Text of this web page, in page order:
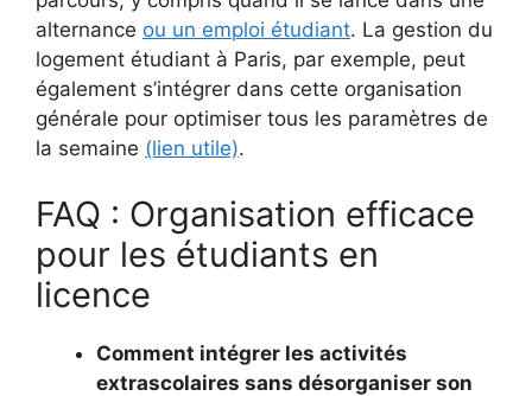
alternance ou un emploi étudiant. La gestion du
logement étudiant à Paris, par exemple, peut
également s’intégrer dans cette organisation
générale pour optimiser tous les paramètres de
la semaine (lien utile).
FAQ : Organisation efficace
pour les étudiants en
licence
Comment intégrer les activités
extrascolaires sans désorganiser son